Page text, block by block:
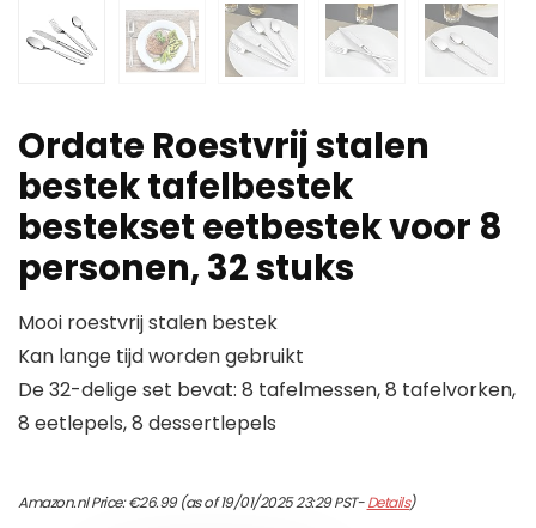
Ordate Roestvrij stalen
bestek tafelbestek
bestekset eetbestek voor 8
personen, 32 stuks
Mooi roestvrij stalen bestek
Kan lange tijd worden gebruikt
De 32-delige set bevat: 8 tafelmessen, 8 tafelvorken,
8 eetlepels, 8 dessertlepels
Amazon.nl Price:€26.99(as of 19/01/2025 23:29 PST-Details)